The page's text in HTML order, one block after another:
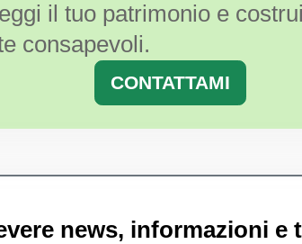
il tuo patrimonio e
consapevoli.
CONTATTAMI
news, informazioni e